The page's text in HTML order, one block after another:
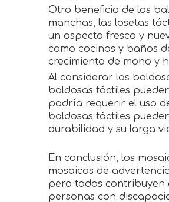
Otro beneficio de las
manchas, las losetas
un aspecto fresco y
como cocinas y baños
crecimiento de moho y
Al considerar las
baldosas táctiles
podría requerir el uso
baldosas táctiles
durabilidad y su larga
En conclusión, los
mosaicos de
pero todos contribuyen
personas con